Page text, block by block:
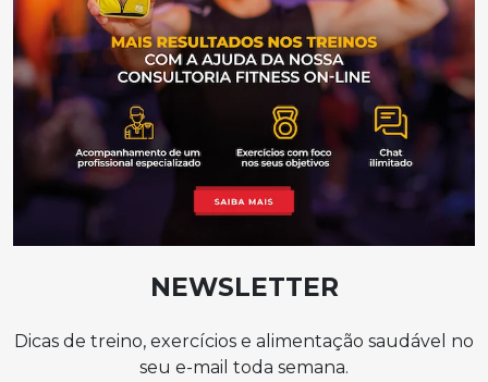
NEWSLETTER
Dicas de treino, exercícios e alimentação saudável no
seu e-mail toda semana.